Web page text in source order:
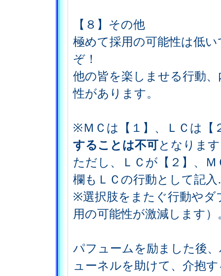
【８】その他
極めて採用の可能性は低
ぞ！
他の皆を楽しませる行動
性があります。
※ＭＣは【１】、ＬＣは【
することは不可となりま
ただし、ＬＣが【２】、
欄もＬＣの行動として記
※選択肢をまたぐ行動や
用の可能性が激減します）
パフュームを励ました後
ューネルを助けて、介抱